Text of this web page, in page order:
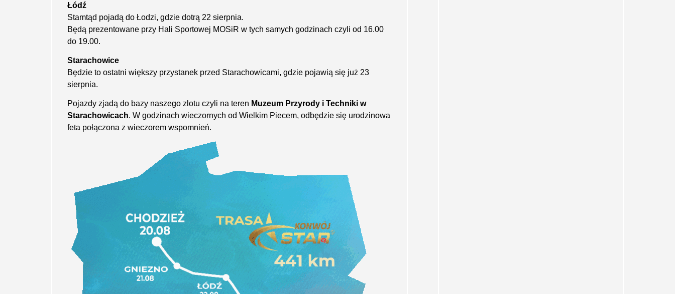
Łódź
Stamtąd pojadą do Łodzi, gdzie dotrą 22 sierpnia.
Będą prezentowane przy Hali Sportowej MOSiR w tych samych godzinach czyli od 16.00
do 19.00.
Starachowice
Będzie to ostatni większy przystanek przed Starachowicami, gdzie pojawią się już 23
sierpnia.
Pojazdy zjadą do bazy naszego zlotu czyli na teren Muzeum Przyrody i Techniki w
Starachowicach. W godzinach wieczornych od Wielkim Piecem, odbędzie się urodzinowa
feta połączona z wieczorem wspomnień.